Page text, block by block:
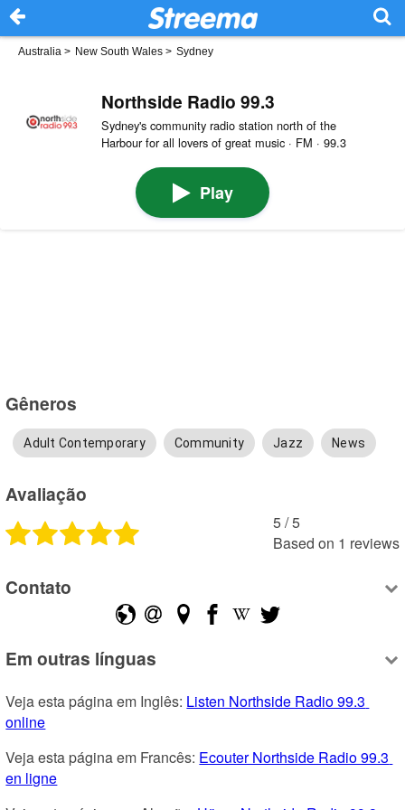
Australia > New South Wales > Sydney
Northside Radio 99.3
Sydney's community radio station north of the
Harbour for all lovers of great music · FM · 99.3
Play
Gêneros
Adult Contemporary Community Jazz News
Avaliação
5 /5
Based on 1 reviews
Contato
Em outras línguas
Veja esta página em Inglês: Listen Northside Radio 99.3
online
Veja esta página em Francês: Ecouter Northside Radio 99.3
en ligne